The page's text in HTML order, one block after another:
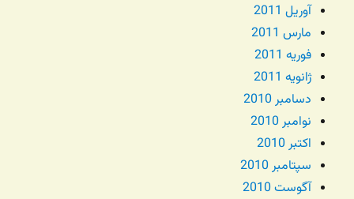
آوریل 2011
مارس 2011
فوریه 2011
ژانویه 2011
دسامبر 2010
نوامبر 2010
اکتبر 2010
سپتامبر 2010
آگوست 2010